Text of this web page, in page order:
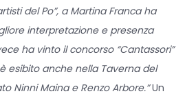
del Po”, a Martina Franca ha
interpretazione e presenza
ha vinto il concorso “Cantassori”
esibito anche nella Taverna del
Ninni Maina e Renzo Arbore.”Un